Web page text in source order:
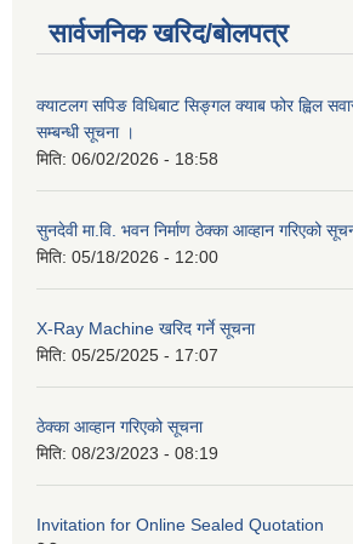
सार्वजनिक खरिद/बोलपत्र
क्याटलग सपिङ विधिबाट सिङ्गल क्याब फोर ह्विल
सम्बन्धी सूचना ।
मिति: 06/02/2026 - 18:58
सुनदेवी मा.वि. भवन निर्माण ठेक्का आव्हान गरिएको
मिति: 05/18/2026 - 12:00
X-Ray Machine खरिद गर्ने सूचना
मिति: 05/25/2025 - 17:07
ठेक्का आव्हान गरिएको सूचना
मिति: 08/23/2023 - 08:19
Invitation for Online Sealed Quotation